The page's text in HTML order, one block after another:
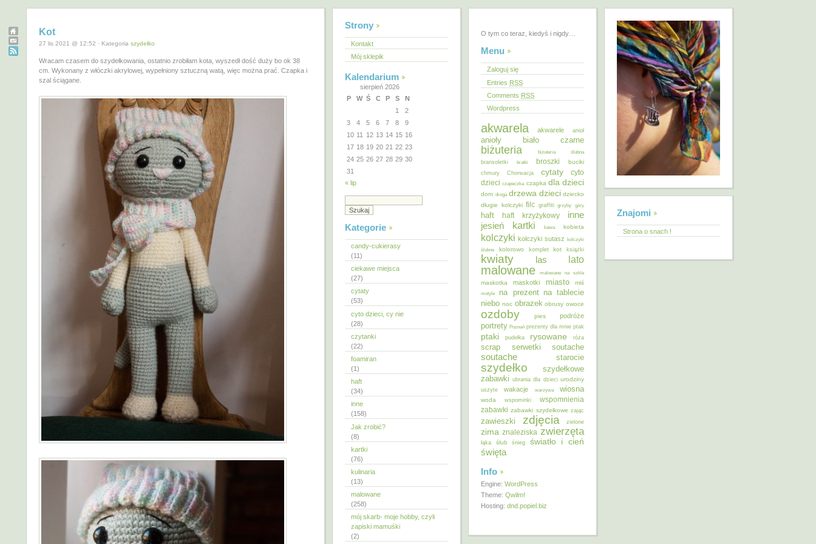
Kot
27 lis 2021 @ 12:52 · Kategoria szydełko
Wracam czasem do szydełkowania, ostatnio zrobiłam kota, wyszedł dość duży bo ok 38
cm. Wykonany z włóczki akrylowej, wypełniony sztuczną watą, więc można prać. Czapka i
szal ściągane.
Strony
Kontakt
Mój sklepik
Kalendarium
sierpień 2026
P
W Ś C P S
N
1
2
3
4 5 6 7 8
9
10 11 12 13 14 15 16
17 18 19 20 21 22 23
24 25 26 27 28 29 30
31
« lip
Kategorie
candy-cukierasy
(11)
ciekawe miejsca
(27)
cytaty
(53)
cyto dzieci, cy nie
(28)
czytanki
(22)
foamiran
(1)
haft
(34)
inne
(158)
Jak zrobić?
(8)
kartki
(76)
kulinaria
(13)
malowane
(258)
mój skarb- moje hobby, czyli
zapiski mamuśki
(2)
O tym co teraz, kiedyś i nigdy…
Menu
Zaloguj się
Entries RSS
Comments RSS
Wordpress
akwarela akwarele anioł
anioły biało czarne
biżuteria
biżuteria ślubna
bransoletki
bratki broszki buciki
chmury Chorwacja cytaty
cyto
dzieci czapeczka czapka dla dzieci
dom droga drzewa dzieci dziecko
długie kolczyki filc graffiti grzyby góry
haft haft krzyżykowy inne
jesień kartki kawa kobieta
kolczyki kolczyki sutasz kolczyki
ślubne
kolorowo komplet kot książki
kwiaty las lato
malowane malowane na szkle
maskotka maskotki miasto miś
motyle na prezent na tablecie
niebo noc obrazek obrusy owoce
ozdoby pies podróże
portrety Poznań prezenty dla mnie ptak
ptaki pudełka rysowane róża
scrap serwetki soutache
soutache starocie
szydełko
szydełkowe
zabawki ubrania dla dzieci urodziny
uszyte wakacje warzywa wiosna
woda wspominki
wspomnienia
zabawki zabawki szydełkowe zając
zawieszki zdjęcia zielone
zima znaleziska zwierzęta
łąka ślub śnieg światło i cień
święta
Info
Engine: WordPress
Theme: Qwilm!
Hosting: dnd.popiel.biz
Znajomi
Strona o snach !